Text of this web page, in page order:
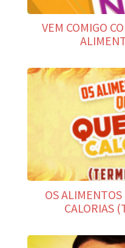
VEM COMIGO
OS
CALORIAS